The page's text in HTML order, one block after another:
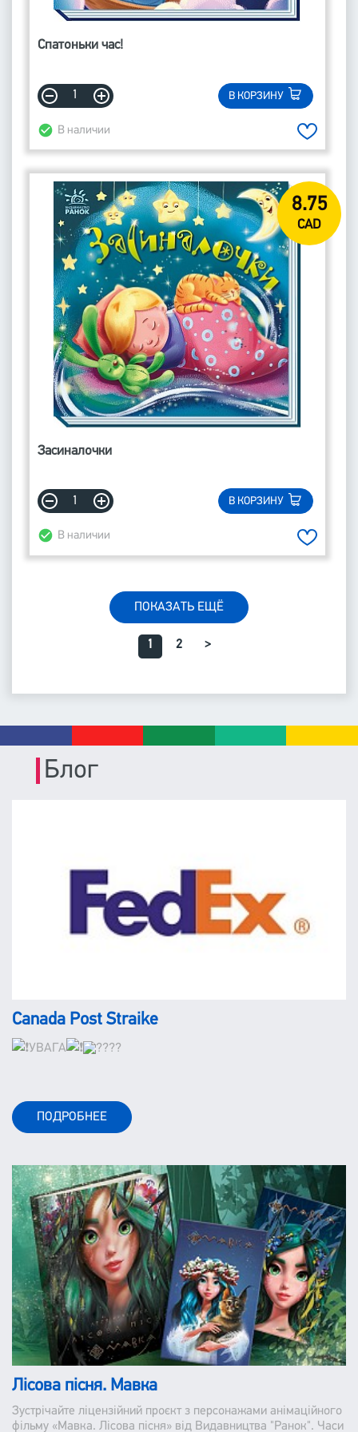
Спатоньки час!
В КОРЗИНУ
В наличии
8.75
CAD
Засиналочки
В КОРЗИНУ
В наличии
ПОКАЗАТЬ ЕЩЁ
1 2 >
Блог
Canada Post Straike
УВАГА
ПОДРОБНЕЕ
Лісова пісня. Мавка
Зустрічайте ліцензійний проєкт з персонажами анімаційного
фільму «Мавка. Лісова пісня» від Видавництва "Ранок". Часи